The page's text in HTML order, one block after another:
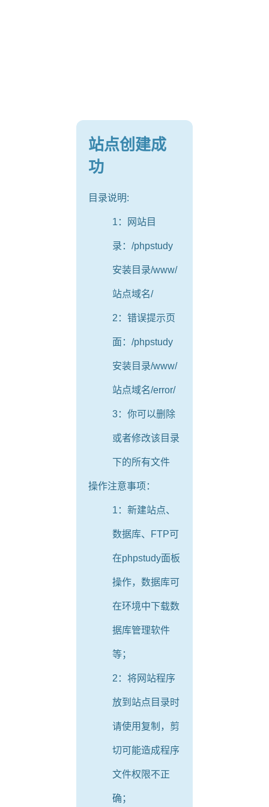
站点创建成
功
目录说明:
1：网站目
录：/phpstudy
安装目录/www/
站点域名/
2：错误提示页
面：/phpstudy
安装目录/www/
站点域名/error/
3：你可以删除
或者修改该目录
下的所有文件
操作注意事项：
1：新建站点、
数据库、FTP可
在phpstudy面板
操作，数据库可
在环境中下载数
据库管理软件
等；
2：将网站程序
放到站点目录时
请使用复制，剪
切可能造成程序
文件权限不正
确；